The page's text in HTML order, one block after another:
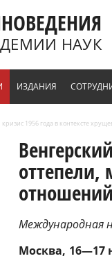
НАУК
ИЗДАНИЯ
1956 года в контексте
Международная
Москва 16—17